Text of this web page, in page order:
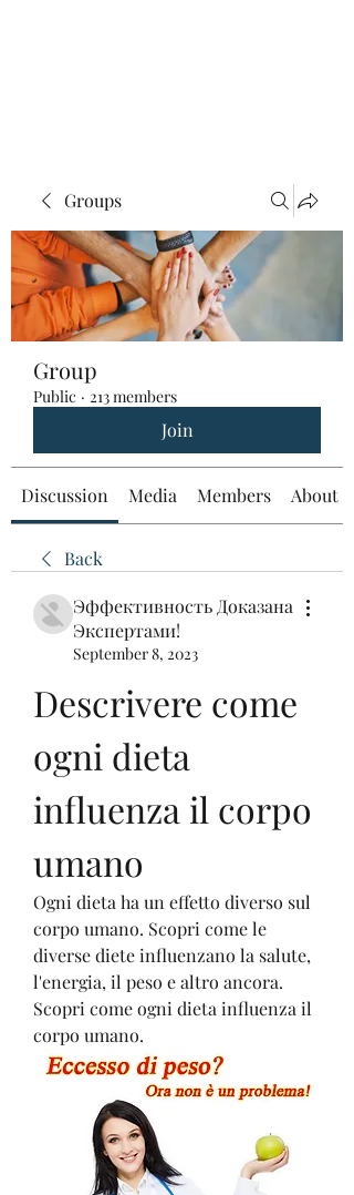
Groups
Group
Public · 213 members
Join
Discussion Media Members About
Back
Эффективность Доказана
Экспертами!
September 8, 2023
Descrivere come
ogni dieta
influenza il corpo
umano
Ogni dieta ha un effetto diverso sul
corpo umano. Scopri come le
diverse diete influenzano la salute,
l'energia, il peso e altro ancora.
Scopri come ogni dieta influenza il
corpo umano.